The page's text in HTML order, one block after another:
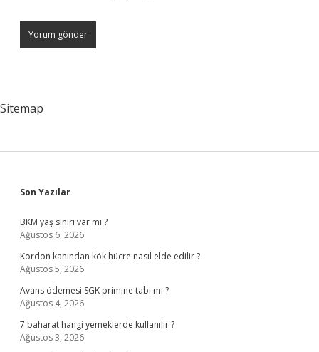
Sitemap
Sidebar
Son Yazılar
BKM yaş sınırı var mı ?
Ağustos 6, 2026
Kordon kanından kök hücre nasıl elde edilir ?
Ağustos 5, 2026
Avans ödemesi SGK primine tabi mi ?
Ağustos 4, 2026
7 baharat hangi yemeklerde kullanılır ?
Ağustos 3, 2026